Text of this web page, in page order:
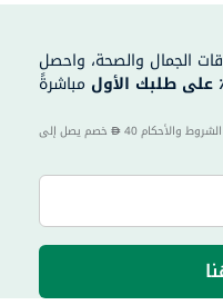
الجمال والصحة، واحصل